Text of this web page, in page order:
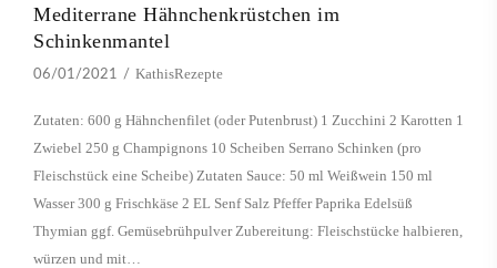
Mediterrane Hähnchenkrüstchen im
Schinkenmantel
06/01/2021 KathisRezepte
Zutaten: 600 g Hähnchenfilet (oder Putenbrust) 1 Zucchini 2 Karotten 1
Zwiebel 250 g Champignons 10 Scheiben Serrano Schinken (pro
Fleischstück eine Scheibe) Zutaten Sauce: 50 ml Weißwein 150 ml
Wasser 300 g Frischkäse 2 EL Senf Salz Pfeffer Paprika Edelsüß
Thymian ggf. Gemüsebrühpulver Zubereitung: Fleischstücke halbieren,
würzen und mit…